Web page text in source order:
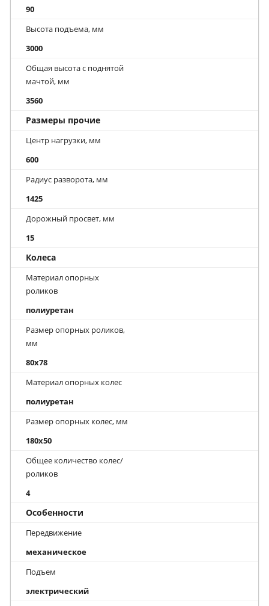
90
Высота подъема, мм
3000
Общая высота с поднятой
мачтой, мм
3560
Размеры прочие
Центр нагрузки, мм
600
Радиус разворота, мм
1425
Дорожный просвет, мм
15
Колеса
Материал опорных
роликов
полиуретан
Размер опорных роликов,
мм
80x78
Материал опорных колес
полиуретан
Размер опорных колес, мм
180x50
Общее количество колес/
роликов
4
Особенности
Передвижение
механическое
Подъем
электрический